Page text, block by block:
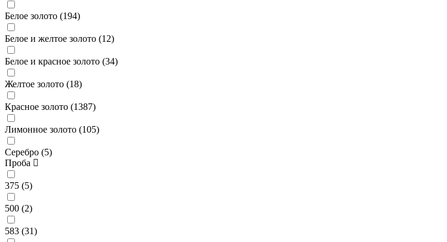
Белое золото (194)
Белое и желтое золото (12)
Белое и красное золото (34)
Желтое золото (18)
Красное золото (1387)
Лимонное золото (105)
Серебро (5)
Проба
375 (5)
500 (2)
583 (31)